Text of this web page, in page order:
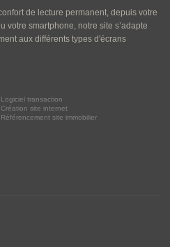
de lecture permanent, depuis votre
votre smartphone, notre site s’adapte
aux différents types d'écrans
Logiciel transaction
Création site internet
Référencement site immobilier